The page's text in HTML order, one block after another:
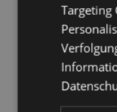
Réunion,
Slowenien,
Türkei,
Inseln)
Targeting